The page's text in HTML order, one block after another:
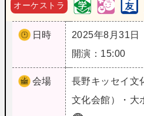
オーケストラ
日時
2025年8月31日
開演：15:00
会場 長野キッセイ文
文化会館）・大